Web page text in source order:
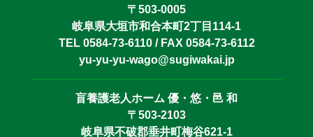
〒503-0005
岐阜県大垣市和合本町2丁目114-1
TEL 0584-73-6110 / FAX 0584-73-6112
yu-yu-yu-wago@sugiwakai.jp
盲養護老人ホーム 優・悠・邑 和
〒503-2103
岐阜県不破郡垂井町梅谷621-1